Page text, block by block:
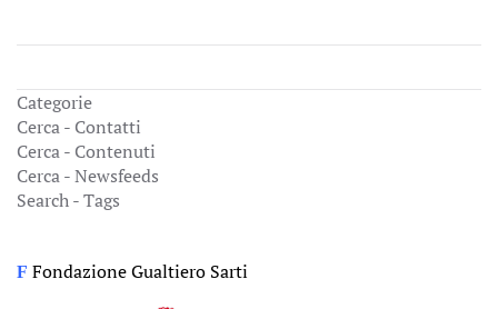
Categorie
Cerca - Contatti
Cerca - Contenuti
Cerca - Newsfeeds
Search - Tags
F Fondazione Gualtiero Sarti